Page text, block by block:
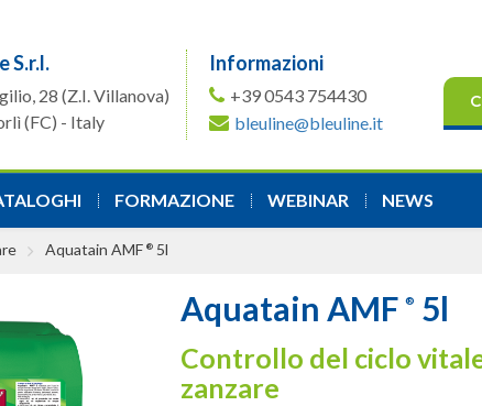
S.r.l.
28 (Z.I. Villanova)
(FC) - Italy
Informazioni
+39 0543 754430
bleuline@bleuline.it
FORMAZIONE WEBINAR NEWS
Aquatain AMF ® 5l
Aquatain AMF ® 5l
Controllo del ciclo
zanzare